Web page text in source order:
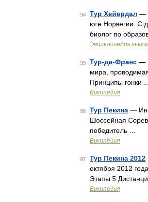
94 Тур Хейердал —
юге Норвегии. С
биолог по
Энциклопедия
95 Тур-де-Франс —
мира,
Принципы гонки …
Википедия
96 Тур Пекина —
Шоссейная
победитель …
Википедия
97 Тур Пекина 2012
октября 2012
Этапы 5
Википедия